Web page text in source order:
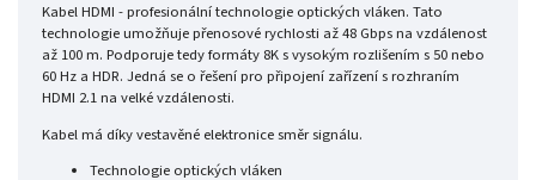
Kabel HDMI - profesionální technologie optických vláken. Tato
technologie umožňuje přenosové rychlosti až 48 Gbps na vzdálenost
až 100 m. Podporuje tedy formáty 8K s vysokým rozlišením s 50 nebo
60 Hz a HDR. Jedná se o řešení pro připojení zařízení s rozhraním
HDMI 2.1 na velké vzdálenosti.
Kabel má díky vestavěné elektronice směr signálu.
Technologie optických vláken